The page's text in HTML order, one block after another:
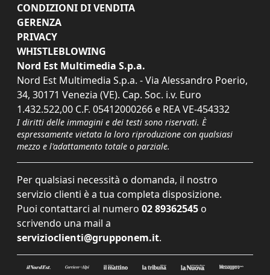
CONDIZIONI DI VENDITA
GERENZA
PRIVACY
WHISTLEBLOWING
Nord Est Multimedia S.p.a.
Nord Est Multimedia S.p.a. - Via Alessandro Poerio,
34, 30171 Venezia (VE). Cap. Soc. i.v. Euro
1.432.522,00 C.F. 05412000266 e REA VE-454332
I diritti delle immagini e dei testi sono riservati. È
espressamente vietata la loro riproduzione con qualsiasi
mezzo e l'adattamento totale o parziale.
Per qualsiasi necessità o domanda, il nostro
servizio clienti è a tua completa disposizione.
Puoi contattarci al numero 02 89362545 o
scrivendo una mail a
servizioclienti@grupponem.it.